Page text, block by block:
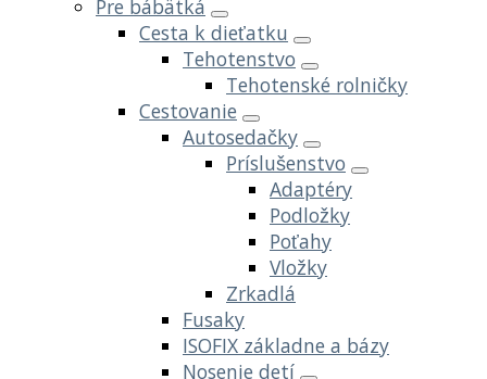
Pre bábätká
Cesta k dieťatku
Tehotenstvo
Tehotenské rolničky
Cestovanie
Autosedačky
Príslušenstvo
Adaptéry
Podložky
Poťahy
Vložky
Zrkadlá
Fusaky
ISOFIX základne a bázy
Nosenie detí